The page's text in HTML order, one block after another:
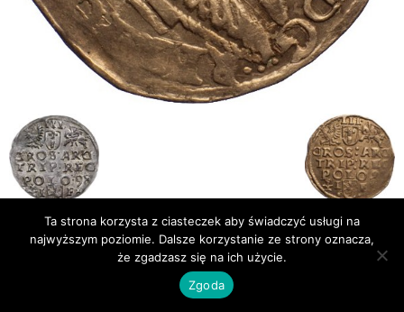
Publikacje
Bibliografia
© Newsmag WordPress Theme by TagDiv
Ta strona korzysta z ciasteczek aby świadczyć usługi na
najwyższym poziomie. Dalsze korzystanie ze strony oznacza,
że zgadzasz się na ich użycie.
Zgoda